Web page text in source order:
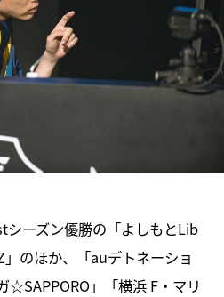
ーズン優勝の「よしもとLib
のほか、「auデトネーショ
☆SAPPORO」「横浜 F・マリ